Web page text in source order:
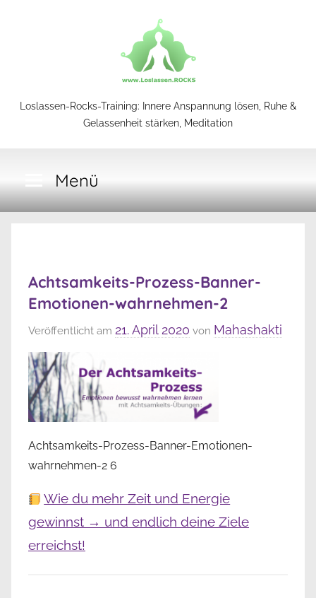
Loslassen-
Training
Loslassen-Rocks-Training: Innere Anspannung lösen, Ruhe &
Gelassenheit stärken, Meditation
Menü
Achtsamkeits-Prozess-Banner-
Emotionen-wahrnehmen-2
Veröffentlicht am 21. April 2020 von Mahashakti
Achtsamkeits-Prozess-Banner-Emotionen-
wahrnehmen-2 6
Wie du mehr Zeit und Energie
gewinnst → und endlich deine Ziele
erreichst!